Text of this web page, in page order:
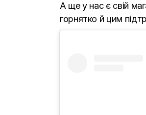
А ще у нас є свій
горнятко й цим